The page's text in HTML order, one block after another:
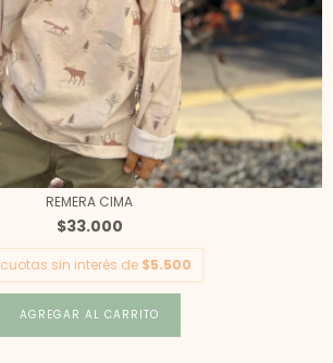
REMERA CIMA
$33.000
cuotas sin interés de $5.500
AGREGAR AL CARRITO